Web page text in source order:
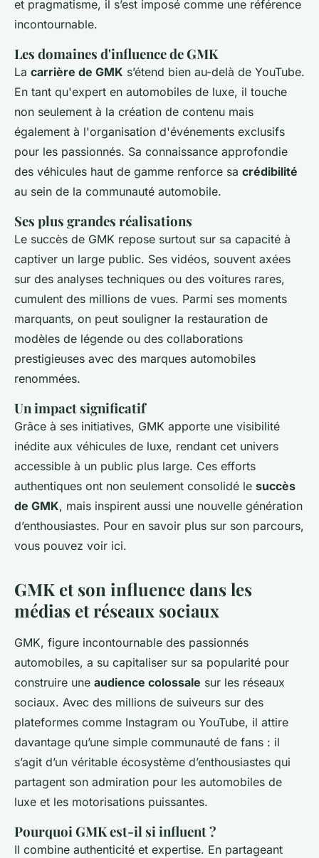
et pragmatisme, il s’est imposé comme une référence
incontournable.
Les domaines d'influence de GMK
La carrière de GMK s’étend bien au-delà de YouTube.
En tant qu'expert en automobiles de luxe, il touche
non seulement à la création de contenu mais
également à l'organisation d'événements exclusifs
pour les passionnés. Sa connaissance approfondie
des véhicules haut de gamme renforce sa crédibilité
au sein de la communauté automobile.
Ses plus grandes réalisations
Le succès de GMK repose surtout sur sa capacité à
captiver un large public. Ses vidéos, souvent axées
sur des analyses techniques ou des voitures rares,
cumulent des millions de vues. Parmi ses moments
marquants, on peut souligner la restauration de
modèles de légende ou des collaborations
prestigieuses avec des marques automobiles
renommées.
Un impact significatif
Grâce à ses initiatives, GMK apporte une visibilité
inédite aux véhicules de luxe, rendant cet univers
accessible à un public plus large. Ces efforts
authentiques ont non seulement consolidé le succès
de GMK, mais inspirent aussi une nouvelle génération
d’enthousiastes. Pour en savoir plus sur son parcours,
vous pouvez voir ici.
GMK et son influence dans les
médias et réseaux sociaux
GMK, figure incontournable des passionnés
automobiles, a su capitaliser sur sa popularité pour
construire une audience colossale sur les réseaux
sociaux. Avec des millions de suiveurs sur des
plateformes comme Instagram ou YouTube, il attire
davantage qu’une simple communauté de fans : il
s’agit d’un véritable écosystème d’enthousiastes qui
partagent son admiration pour les automobiles de
luxe et les motorisations puissantes.
Pourquoi GMK est-il si influent ?
Il combine authenticité et expertise. En partageant